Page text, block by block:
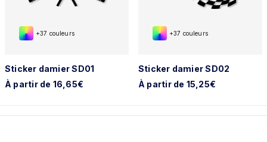
+37 couleurs
Sticker damier SD01
À partir de 16,65€
+37 couleurs
Sticker damier SD02
À partir de 15,25€